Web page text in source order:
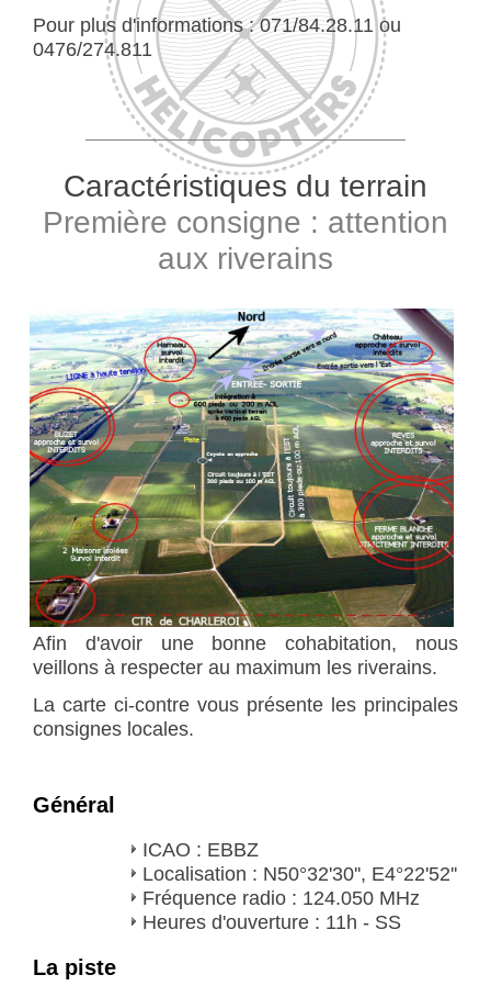
Pour plus d'informations : 071/84.28.11 ou
0476/274.811
Caractéristiques du terrain
Première consigne : attention
aux riverains
Afin d'avoir une bonne cohabitation, nous
veillons à respecter au maximum les riverains.
La carte ci-contre vous présente les principales
consignes locales.
Général
ICAO : EBBZ
Localisation : N50°32'30'', E4°22'52''
Fréquence radio : 124.050 MHz
Heures d'ouverture : 11h - SS
La piste